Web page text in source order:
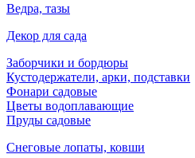
Ведра, тазы
Декор для сада
Заборчики и бордюры
Кустодержатели, арки, подставки
Фонари садовые
Цветы водоплавающие
Пруды садовые
Снеговые лопаты, ковши